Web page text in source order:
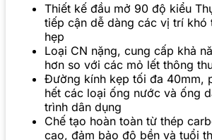
Thiết kế đầu mở 90 độ kiểu
tiếp cận dễ dàng các vị trí khó
hẹp
Loại CN nặng, cung cấp khả
hơn so với các mỏ lết thông
Đường kính kẹp tối đa 40mm,
hết các loại ống nước và ống
trình dân dụng
Chế tạo hoàn toàn từ thép
cao, đảm bảo độ bền và tuổi